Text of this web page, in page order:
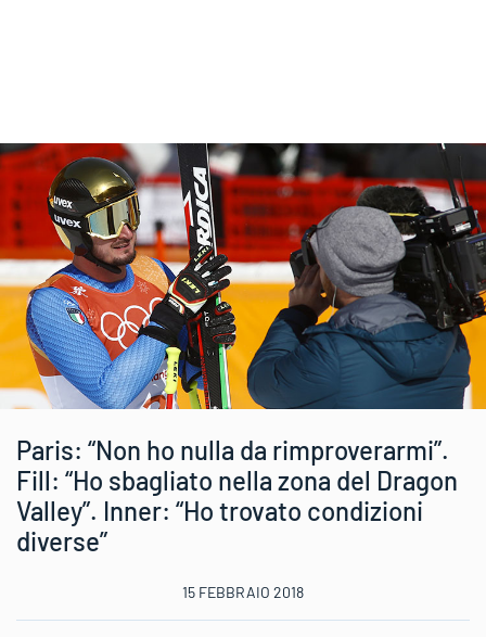
Paris: “Non ho nulla da rimproverarmi”.
Fill: “Ho sbagliato nella zona del Dragon
Valley”. Inner: “Ho trovato condizioni
diverse”
15 FEBBRAIO 2018